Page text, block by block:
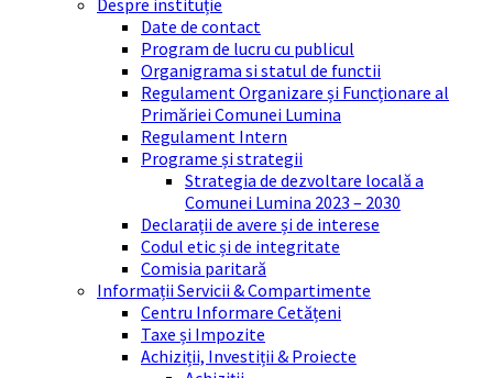
Despre instituție
Date de contact
Program de lucru cu publicul
Organigrama si statul de functii
Regulament Organizare și Funcționare al
Primăriei Comunei Lumina
Regulament Intern
Programe și strategii
Strategia de dezvoltare locală a
Comunei Lumina 2023 – 2030
Declarații de avere și de interese
Codul etic și de integritate
Comisia paritară
Informații Servicii & Compartimente
Centru Informare Cetățeni
Taxe și Impozite
Achiziții, Investiții & Proiecte